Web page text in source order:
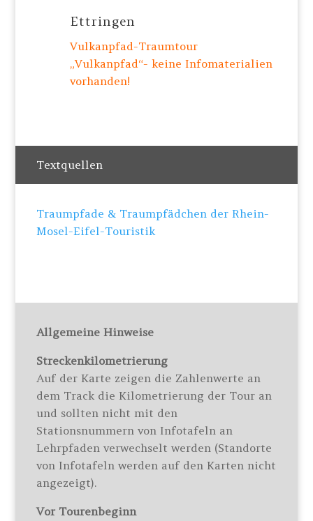
Ettringen
Vulkanpfad-Traumtour
„Vulkanpfad“- keine Infomaterialien
vorhanden!
Textquellen
Traumpfade & Traumpfädchen der Rhein-
Mosel-Eifel-Touristik
Allgemeine Hinweise
Streckenkilometrierung
Auf der Karte zeigen die Zahlenwerte an
dem Track die Kilometrierung der Tour an
und sollten nicht mit den
Stationsnummern von Infotafeln an
Lehrpfaden verwechselt werden (Standorte
von Infotafeln werden auf den Karten nicht
angezeigt).
Vor Tourenbeginn